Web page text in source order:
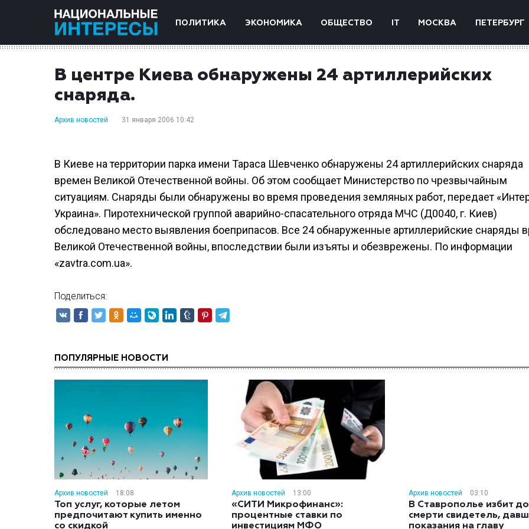
ПОЛИТИКА ЭКОНОМИКА ОБЩЕСТВО IT МОСКВА ПЕТЕРБУРГ
В центре Киева обнаружены 24 артиллерийских
снаряда.
Архив новостей 31 января 2006 10:42
В Киеве на территории парка имени Тараса Шевченко обнаружены 24 артиллерийских снаряда
времен Великой Отечественной войны. Об этом сообщает Министерство по чрезвычайным
ситуациям. Снаряды были обнаружены во время проведения земляных работ, передает
Украина». Пиротехнической группой аварийно-спасательного отряда МЧС (Д0040, г. Киев)
обследовано место выявления боеприпасов. Все 24 обнаруженные артиллерийские снаряды
Великой Отечественной войны, впоследствии были изъяты и обезврежены. По информации
«zavtra.com.ua».
Поделиться:
ПОПУЛЯРНЫЕ НОВОСТИ
Архив новостей 18:08
Топ услуг, которые летом
предпочитают купить именно
со скидкой
Архив новостей 13:00
«СИТИ Микрофинанс»:
процентные ставки по
инвестициям МФО
Архив новостей 03:10
В Ставрополье избит до
смерти свидетель,
показания на главу